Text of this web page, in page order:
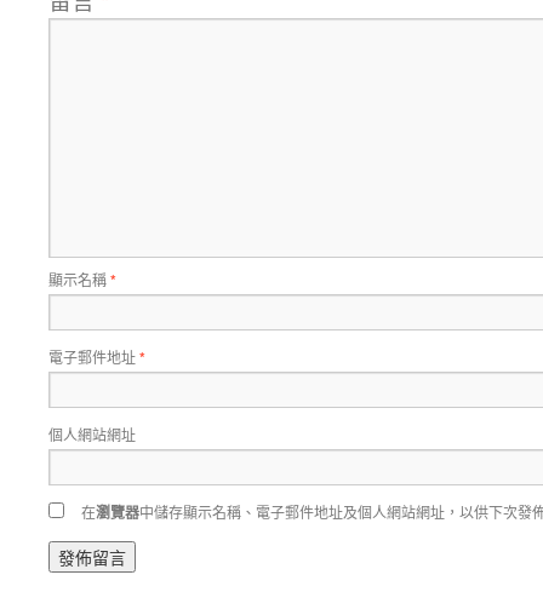
顯示名稱*
電子郵件地址*
個人網站網址
在瀏覽器中儲存顯示名稱、電子郵件地址及個人網站網址，以供下次發